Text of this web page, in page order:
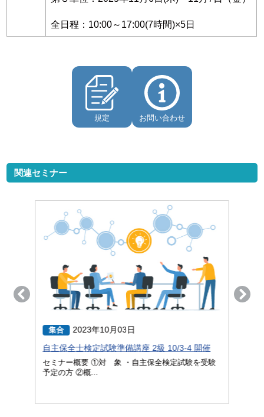
全日程：10:00～17:00(7時間)×5日
規定 お問い合わせ
関連セミナー
集合
2023年10月03日
自主保全士検定試験準備講座 2級 10/3-4 開催
セミナー概要 ①対 象 ・自主保全検定試験を受験
予定の方 ②概...